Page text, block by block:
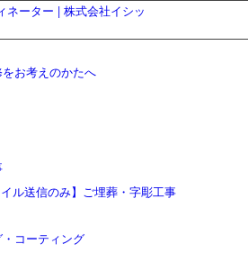
お考えのかたへ
イル送信のみ】ご埋葬・字彫工事
コーティング